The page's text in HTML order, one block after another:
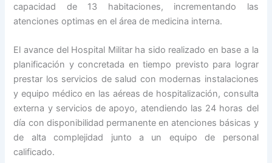
capacidad de 13 habitaciones, incrementando las
atenciones optimas en el área de medicina interna.
El avance del Hospital Militar ha sido realizado en base a la
planificación y concretada en tiempo previsto para lograr
prestar los servicios de salud con modernas instalaciones
y equipo médico en las aéreas de hospitalización, consulta
externa y servicios de apoyo, atendiendo las 24 horas del
día con disponibilidad permanente en atenciones básicas y
de alta complejidad junto a un equipo de personal
calificado.